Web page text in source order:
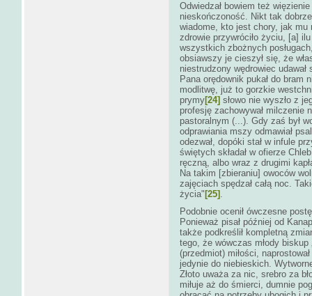
Odwiedzał bowiem też
nieskończoność. Nikt tak
wiadome, kto jest chory, jak
zdrowie przywróciło życiu, [a]
wszystkich zbożnych
obsiawszy je cieszył się, że
niestrudzony wędrowiec
Pana orędownik pukał do bram
modlitwę, już to gorzkie
prymy[24] słowo nie wyszło z
profesję zachowywał milczenie
pastoralnym (...). Gdy zaś był
odprawiania mszy odmawiał
odezwał, dopóki stał w infule
świętych składał w ofierze
ręczną, albo wraz z drugimi
Na takim [zbieraniu] owoców
zajęciach spędzał całą noc.
życia" [25] .
Podobnie ocenił ówczesne
Ponieważ pisał później od
także podkreślił kompletną
tego, że wówczas młody biskup
(przedmiot) miłości,
jedynie do niebieskich.
Złoto uważa za nic, srebro za
miłuje aż do śmierci, dumnie